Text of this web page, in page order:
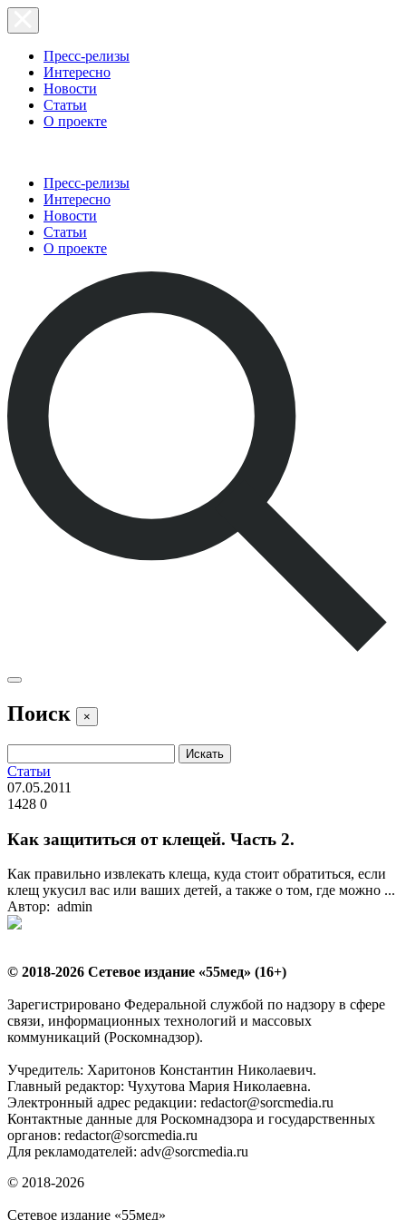
Пресс-релизы
Интересно
Новости
Статьи
О проекте
Пресс-релизы
Интересно
Новости
Статьи
О проекте
Поиск ×
Статьи
07.05.2011
1428 0
Как защититься от клещей. Часть 2.
Как правильно извлекать клеща, куда стоит обратиться, если
клещ укусил вас или ваших детей, а также о том, где можно ...
Автор: admin
© 2018-2026 Сетевое издание «55мед» (16+)
Зарегистрировано Федеральной службой по надзору в сфере
связи, информационных технологий и массовых
коммуникаций (Роскомнадзор).
Учредитель: Харитонов Константин Николаевич.
Главный редактор: Чухутова Мария Николаевна.
Электронный адрес редакции: redactor@sorcmedia.ru
Контактные данные для Роскомнадзора и государственных
органов: redactor@sorcmedia.ru
Для рекламодателей: adv@sorcmedia.ru
© 2018-2026
Сетевое издание «55мед»